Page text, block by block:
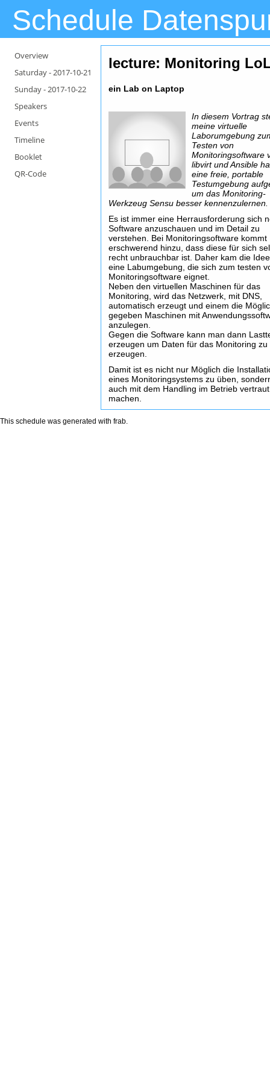
Schedule
Overview
Saturday -2017-10-21
Sunday -2017-10-22
Speakers
Events
Timeline
Booklet
QR-Code
lecture: Monitoring
ein Lab on Laptop
In diesem Vortrag
meine virtuelle
Laborumgebung
Testen von
Monitoringsoftware
libvirt und Ansible
eine freie, portable
Testumgebung
um das Monitoring-
Werkzeug Sensu besser kennenzulernen.
Es ist immer eine Herrausforderung sich
Software anzuschauen und im Detail zu
verstehen. Bei Monitoringsoftware kommt
erschwerend hinzu, dass diese für sich
recht unbrauchbar ist. Daher kam die
eine Labumgebung, die sich zum testen
Monitoringsoftware eignet.
Neben den virtuellen Maschinen für das
Monitoring, wird das Netzwerk, mit DNS,
automatisch erzeugt und einem die
gegeben Maschinen mit
anzulegen.
Gegen die Software kann man dann
erzeugen um Daten für das Monitoring zu
erzeugen.
Damit ist es nicht nur Möglich die
eines Monitoringsystems zu üben,
auch mit dem Handling im Betrieb
machen.
This schedule was generated with frab.